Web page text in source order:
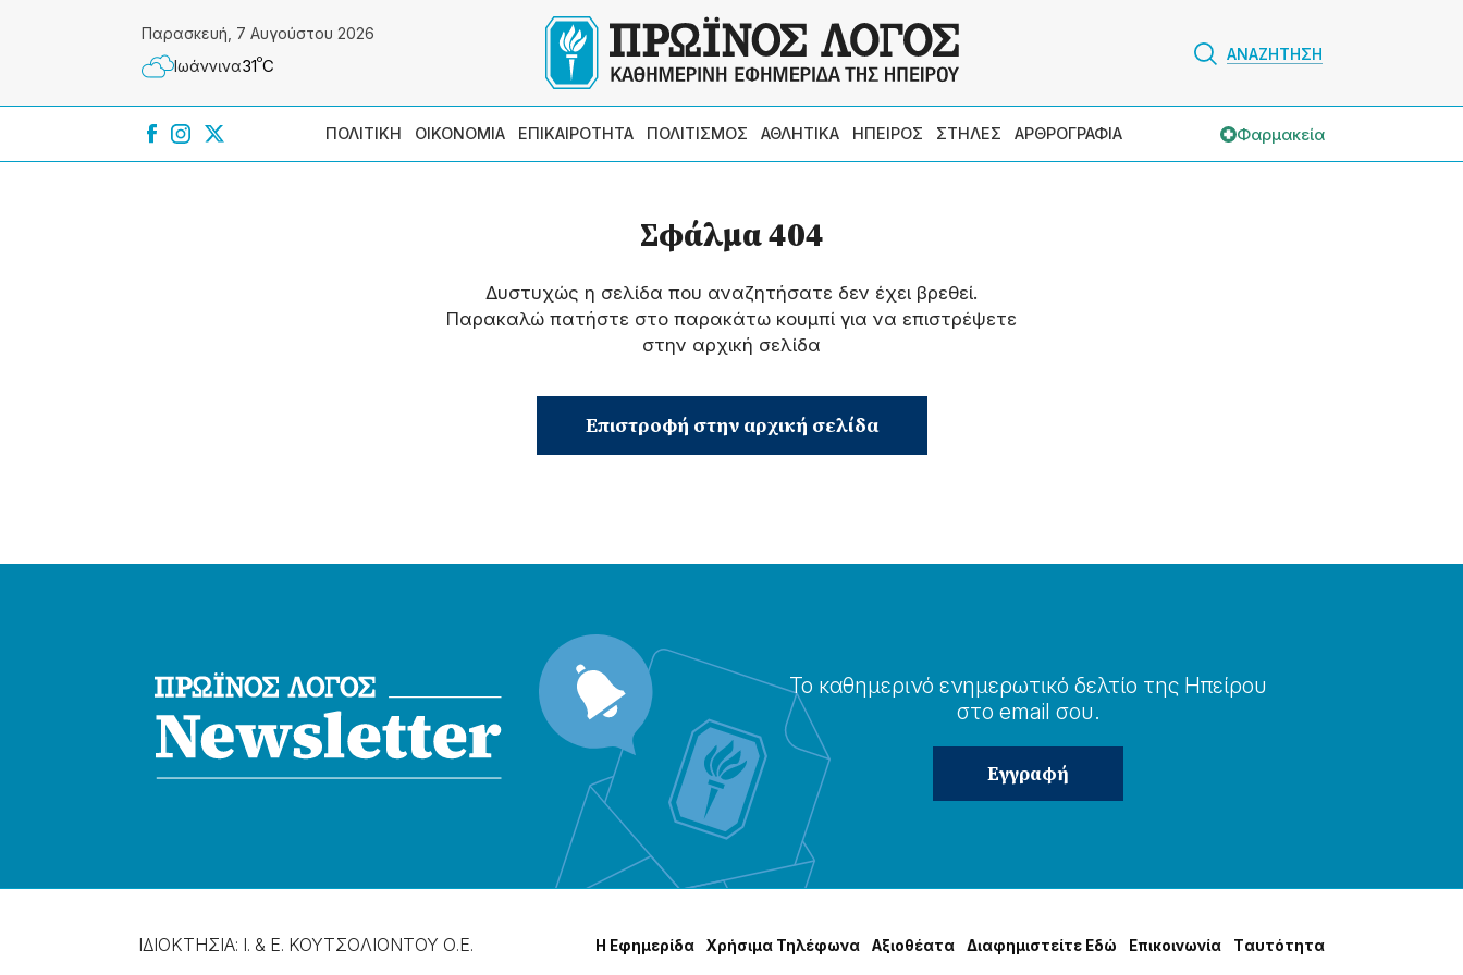
Παρασκευή, 7 Αυγούστου 2026
Ιωάννɩνα31ºC
ΑΝΑΖΗΤΗΣΗ
ΠΟΛΙΤΙΚΗ ΟΙΚΟΝΟΜΙΑ ΕΠΙΚΑΙΡΟΤΗΤΑ ΠΟΛΙΤΙΣΜΟΣ ΑΘΛΗΤΙΚΑ ΗΠΕΙΡΟΣ ΣΤΗΛΕΣ ΑΡΘΡΟΓΡΑΦΙΑ Φαρμακεία
Σφάλμα 404
Δυστυχώς η σελίδα που αναζητήσατε δεν έχει βρεθεί.
Παρακαλώ πατήστε στο παρακάτω κουμπί για να επιστρέψετε
στην αρχική σελίδα
Επιστροφή στην αρχική σελίδα
Το καθημερɩνό ενημερωτɩκό δελτίο της Ηπείρου
στο email σου.
ΙΔΙΟΚΤΗΣΙΑ: Ι. & Ε. ΚΟΥΤΣΟΛΙΟΝΤΟΥ Ο.Ε. Η Εφημερίδα Χρήσɩμα Τηλέφωνα Αξɩοθέατα Δɩαφημɩστείτε Εδώ Επɩκοɩνωνία Tαυτότητα